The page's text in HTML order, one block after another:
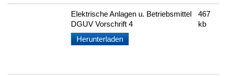
Elektrische Anlagen u. Betriebsmittel
DGUV Vorschrift 4
Herunterladen
467
kb